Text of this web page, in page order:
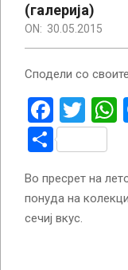
(галерија)
ON: 30.05.2015
Сподели со своите
Share
Во пресрет на
понуда на
сечиј вкус.